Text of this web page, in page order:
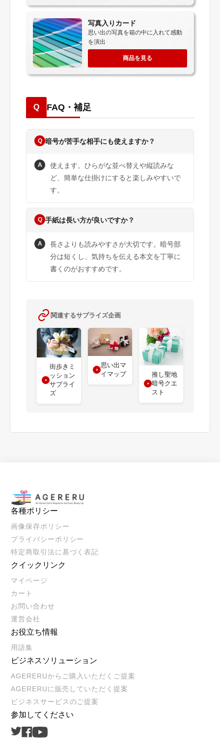
写真入りカード
思い出の写真を箱の中に入れて感動
を演出
商品を見る
Q FAQ・補足
Q 暗号が苦手な相手にも使えますか？
A
使えます。ひらがな並べ替えや縦読みな
ど、簡単な仕掛けにすると楽しみやすいで
す。
Q 手紙は長い方が良いですか？
A
長さよりも読みやすさが大切です。暗号部
分は短くし、気持ちを伝える本文を丁寧に
書くのがおすすめです。
関連するサプライズ企画
街歩きミ
ッション
サプライ
ズ
思い出マ
イマップ
推し聖地
暗号クエ
スト
各種ポリシー
画像保存ポリシー
プライバシーポリシー
特定商取引法に基づく表記
クイックリンク
マイページ
カート
お問い合わせ
運営会社
お役立ち情報
用語集
ビジネスソリューション
AGERERUからご購入いただくご提案
AGERERUに販売していただく提案
ビジネスサービスのご提案
参加してください
Twitter
Facebook
Youtube